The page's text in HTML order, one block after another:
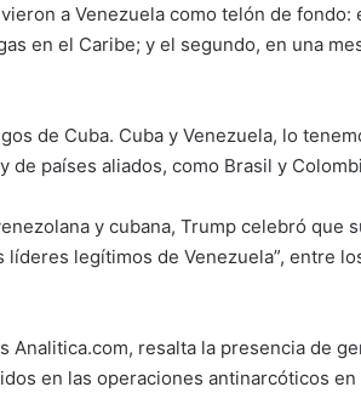
i
l
a Venezuela como telón de
en el Caribe; y el segundo, en una
de Cuba. Cuba y Venezuela, lo
países aliados, como Brasil y
y cubana, Trump celebró que
legítimos de Venezuela”, entre
resalta la presencia de
en las operaciones antinarcóticos en